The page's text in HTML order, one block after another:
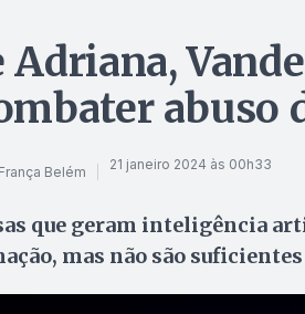
Adriana,
abuso
Belém 21 janeiro 2024 às 00h33
que geram inteligência
mas não são